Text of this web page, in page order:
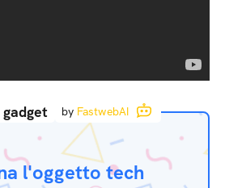
by FastwebAI
l'oggetto tech